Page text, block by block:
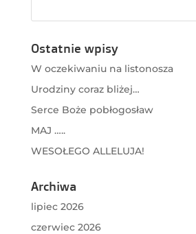
Ostatnie wpisy
W oczekiwaniu na listonosza
Urodziny coraz bliżej…
Serce Boże pobłogosław
MAJ …..
WESOŁEGO ALLELUJA!
Archiwa
lipiec 2026
czerwiec 2026